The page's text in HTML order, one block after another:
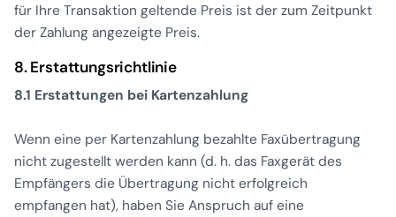
für Ihre Transaktion geltende Preis ist der zum Zeitpunkt
der Zahlung angezeigte Preis.
8. Erstattungsrichtlinie
8.1 Erstattungen bei Kartenzahlung
Wenn eine per Kartenzahlung bezahlte Faxübertragung
nicht zugestellt werden kann (d. h. das Faxgerät des
Empfängers die Übertragung nicht erfolgreich
empfangen hat), haben Sie Anspruch auf eine